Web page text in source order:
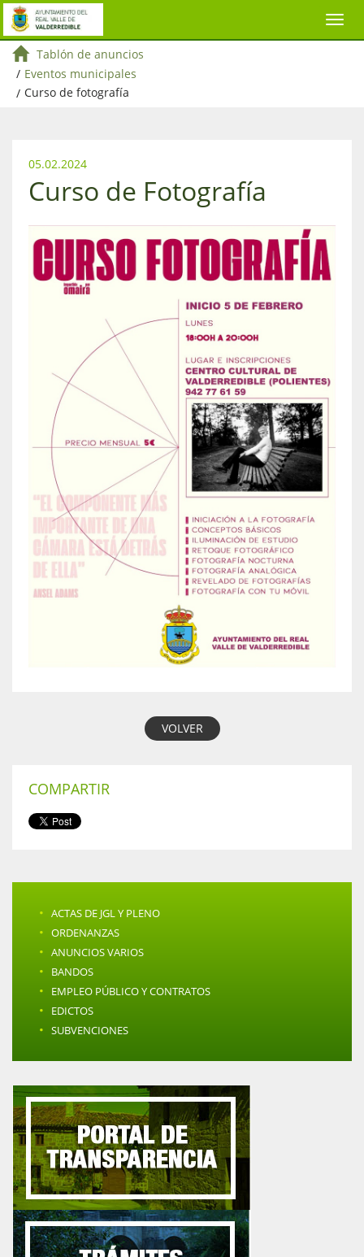
Tablón de anuncios
/ Eventos municipales
/ Curso de fotografía
05.02.2024
Curso de Fotografía
VOLVER
COMPARTIR
· ACTAS DE JGL Y PLENO
· ORDENANZAS
· ANUNCIOS VARIOS
· BANDOS
· EMPLEO PÚBLICO Y CONTRATOS
· EDICTOS
· SUBVENCIONES